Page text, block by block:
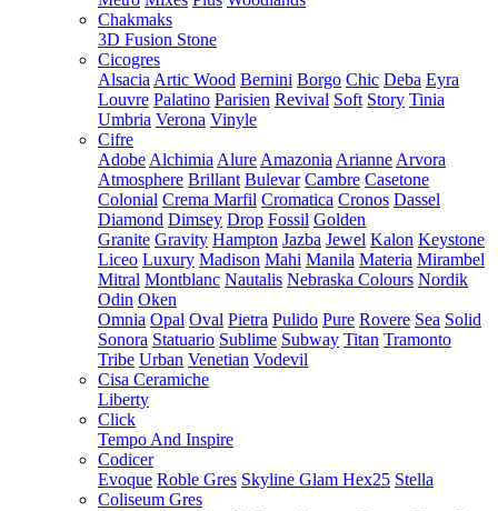
Chakmaks
3D Fusion Stone
Cicogres
Alsacia Artic Wood Bernini Borgo Chic Deba Eyra
Louvre Palatino Parisien Revival Soft Story Tinia
Umbria Verona Vinyle
Cifre
Adobe Alchimia Alure Amazonia Arianne Arvora
Atmosphere Brillant Bulevar Cambre Casetone
Colonial Crema Marfil Cromatica Cronos Dassel
Diamond Dimsey Drop Fossil Golden
Granite Gravity Hampton Jazba Jewel Kalon Keystone
Liceo Luxury Madison Mahi Manila Materia Mirambel
Mitral Montblanc Nautalis Nebraska Colours Nordik
Odin Oken
Omnia Opal Oval Pietra Pulido Pure Rovere Sea Solid
Sonora Statuario Sublime Subway Titan Tramonto
Tribe Urban Venetian Vodevil
Cisa Ceramiche
Liberty
Click
Tempo And Inspire
Codicer
Evoque Roble Gres Skyline Glam Hex25 Stella
Coliseum Gres